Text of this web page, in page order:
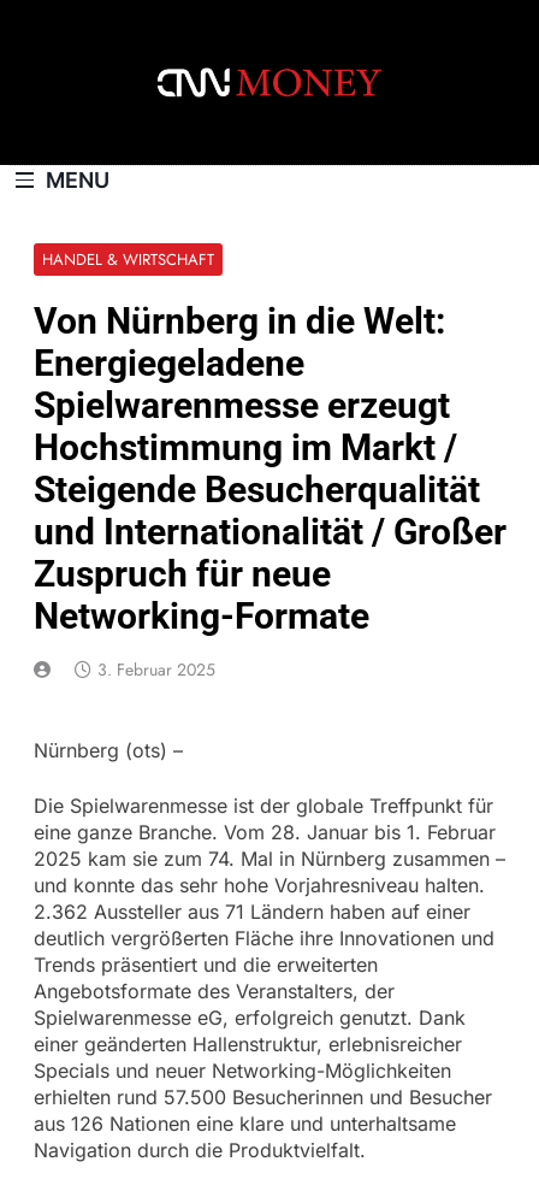
MENU
HANDEL & WIRTSCHAFT
Von Nürnberg in die Welt:
Energiegeladene
Spielwarenmesse erzeugt
Hochstimmung im Markt /
Steigende Besucherqualität
und Internationalität / Großer
Zuspruch für neue
Networking-Formate
3. Februar 2025
Nürnberg (ots) –
Die Spielwarenmesse ist der globale Treffpunkt für
eine ganze Branche. Vom 28. Januar bis 1. Februar
2025 kam sie zum 74. Mal in Nürnberg zusammen –
und konnte das sehr hohe Vorjahresniveau halten.
2.362 Aussteller aus 71 Ländern haben auf einer
deutlich vergrößerten Fläche ihre Innovationen und
Trends präsentiert und die erweiterten
Angebotsformate des Veranstalters, der
Spielwarenmesse eG, erfolgreich genutzt. Dank
einer geänderten Hallenstruktur, erlebnisreicher
Specials und neuer Networking-Möglichkeiten
erhielten rund 57.500 Besucherinnen und Besucher
aus 126 Nationen eine klare und unterhaltsame
Navigation durch die Produktvielfalt.